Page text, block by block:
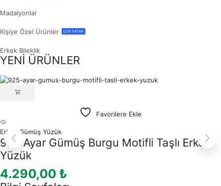
Madalyonlar
Kişiye Özel Ürünler ÇOK SATAN
Erkek Bileklik
YENİ ÜRÜNLER
Favorilere Ekle
Erkek Gümüş Yüzük
925 Ayar Gümüş Burgu Motifli Taşlı Erkek
Yüzük
4.290,00 ₺